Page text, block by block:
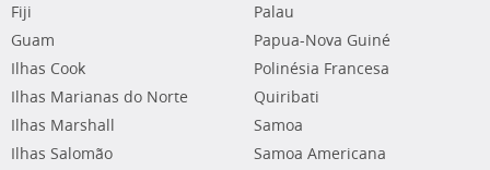
Fiji
Guam
Ilhas Cook
Ilhas Marianas do Norte
Ilhas Marshall
Ilhas Salomão
Palau
Papua-Nova Guiné
Polinésia Francesa
Quiribati
Samoa
Samoa Americana